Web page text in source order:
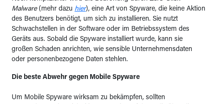
Malware (mehr dazu hier), eine Art von Spyware, die keine Aktion
des Benutzers benötigt, um sich zu installieren. Sie nutzt
Schwachstellen in der Software oder im Betriebssystem des
Geräts aus. Sobald die Spyware installiert wurde, kann sie
großen Schaden anrichten, wie sensible Unternehmensdaten
oder personenbezogene Daten stehlen.
Die beste Abwehr gegen Mobile Spyware
Um Mobile Spyware wirksam zu bekämpfen, sollten